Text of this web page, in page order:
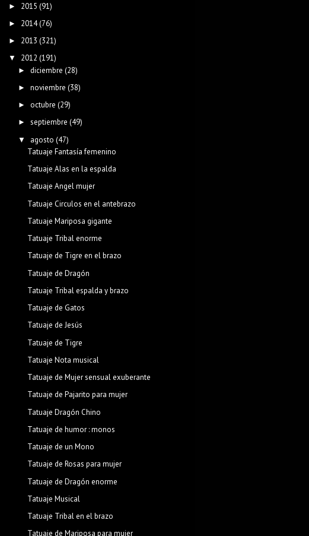
► 2015 (91)
► 2014(76)
► 2013 (321)
▼ 2012 (191)
► diciembre (28)
► noviembre (38)
► octubre (29)
► septiembre (49)
▼ agosto (47)
Tatuaje Fantasía femenino
Tatuaje Alas en la espalda
Tatuaje Angel mujer
Tatuaje Circulos en el antebrazo
Tatuaje Mariposa gigante
Tatuaje Tribal enorme
Tatuaje de Tigre en el brazo
Tatuaje de Dragón
Tatuaje Tribal espalda y brazo
Tatuaje de Gatos
Tatuaje de Jesús
Tatuaje de Tigre
Tatuaje Nota musical
Tatuaje de Mujer sensual exuberante
Tatuaje de Pajarito para mujer
Tatuaje Dragón Chino
Tatuaje de humor : monos
Tatuaje de un Mono
Tatuaje de Rosas para mujer
Tatuaje de Dragón enorme
Tatuaje Musical
Tatuaje Tribal en el brazo
Tatuaje de Mariposa para mujer